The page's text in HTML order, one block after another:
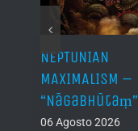
NEPTUNIAN
MAXIMALISM –
“Nāgabhūtaṃ”
06 Agosto 2026